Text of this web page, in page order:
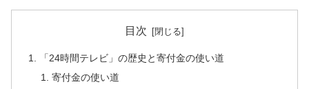
目次
「24時間テレビ」の歴史と寄付金の使い道
寄付金の使い道